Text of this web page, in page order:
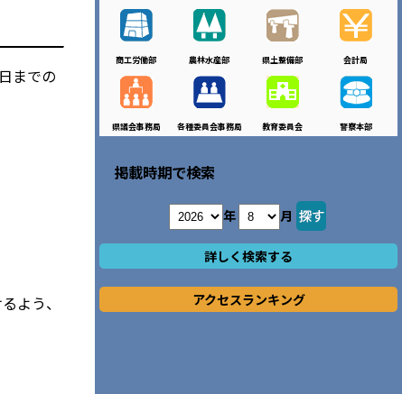
までの
よう、
商工労働部 農林水産部 県土整備部 会計局
県議会事務局 各種委員会事務局 教育委員会 警察本部
掲載時期で検索
年 月
詳しく検索する
アクセスランキング